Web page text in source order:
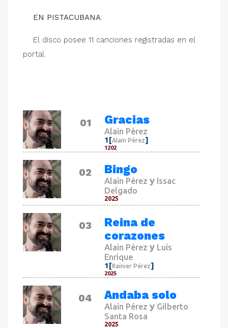
EN PISTACUBANA:
El disco posee 11 canciones registradas en el
portal.
01 Gracias
Alain Pérez
1[Alain Pérez]
1202
02 Bingo
Alain Pérez y Issac
Delgado
2025
03
Reina de
corazones
Alain Pérez y Luis
Enrique
1[Rainier Pérez]
2025
04 Andaba solo
Alain Pérez y Gilberto
Santa Rosa
2025